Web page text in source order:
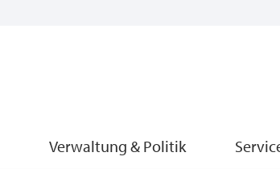
Verwaltung & Politik